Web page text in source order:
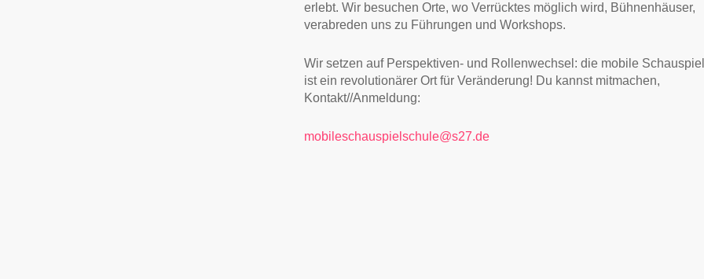
erlebt. Wir besuchen Orte, wo Verrücktes möglich wird, Bühnenhäuser,
verabreden uns zu Führungen und Workshops.
Wir setzen auf Perspektiven- und Rollenwechsel: die mobile
ist ein revolutionärer Ort für Veränderung! Du kannst mitmachen,
Kontakt//Anmeldung:
mobileschauspielschule@s27.de